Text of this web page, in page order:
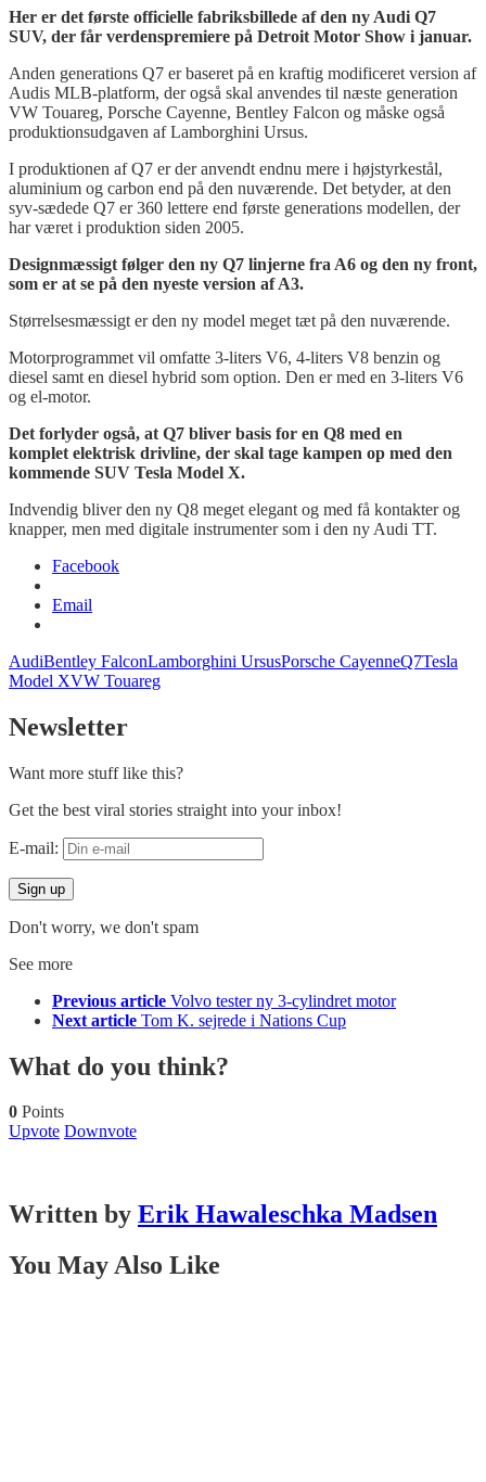
Her er det første officielle fabriksbillede af den ny Audi Q7
SUV, der får verdenspremiere på Detroit Motor Show i januar.
Anden generations Q7 er baseret på en kraftig modificeret version af
Audis MLB-platform, der også skal anvendes til næste generation
VW Touareg, Porsche Cayenne, Bentley Falcon og måske også
produktionsudgaven af Lamborghini Ursus.
I produktionen af Q7 er der anvendt endnu mere i højstyrkestål,
aluminium og carbon end på den nuværende. Det betyder, at den
syv-sædede Q7 er 360 lettere end første generations modellen, der
har været i produktion siden 2005.
Designmæssigt følger den ny Q7 linjerne fra A6 og den ny front,
som er at se på den nyeste version af A3.
Størrelsesmæssigt er den ny model meget tæt på den nuværende.
Motorprogrammet vil omfatte 3-liters V6, 4-liters V8 benzin og
diesel samt en diesel hybrid som option. Den er med en 3-liters V6
og el-motor.
Det forlyder også, at Q7 bliver basis for en Q8 med en
komplet elektrisk drivline, der skal tage kampen op med den
kommende SUV Tesla Model X.
Indvendig bliver den ny Q8 meget elegant og med få kontakter og
knapper, men med digitale instrumenter som i den ny Audi TT.
Facebook
Email
AudiBentley FalconLamborghini UrsusPorsche CayenneQ7Tesla
Model XVW Touareg
Newsletter
Want more stuff like this?
Get the best viral stories straight into your inbox!
E-mail:
Don't worry, we don't spam
See more
Previous article Volvo tester ny 3-cylindret motor
Next article Tom K. sejrede i Nations Cup
What do you think?
0 Points
Upvote Downvote
Written by Erik Hawaleschka Madsen
You May Also Like